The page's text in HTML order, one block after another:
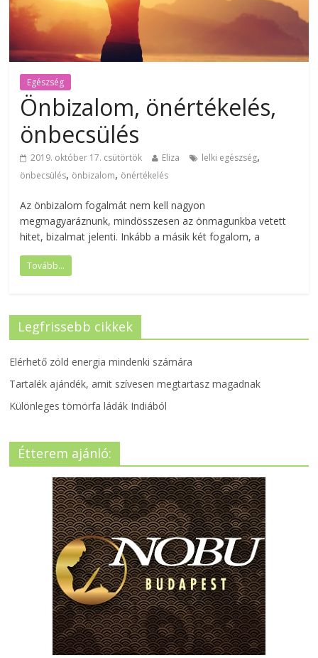
Egészség
Önbizalom, önértékelés,
önbecsülés
2019. október 17. csütörtök Eliza lelki egészség,
önbecsülés, önbizalom, önértékelés
Az önbizalom fogalmát nem kell nagyon
megmagyaráznunk, mindösszesen az önmagunkba vetett
hitet, bizalmat jelenti. Inkább a másik két fogalom, a
Tovább...
Legfrissebb cikkek
Elérhető zöld energia mindenki számára
Tartalék ajándék, amit szívesen megtartasz magadnak
Különleges tömörfa ládák Indiából
Étterem ajánló: